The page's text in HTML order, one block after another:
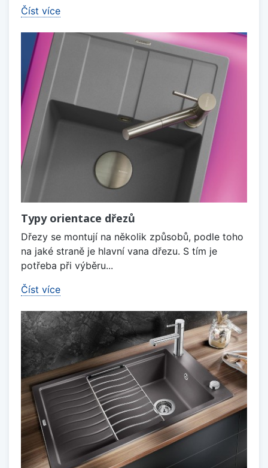
Číst více
Typy orientace dřezů
Dřezy se montují na několik způsobů, podle toho
na jaké straně je hlavní vana dřezu. S tím je
potřeba při výběru...
Číst více